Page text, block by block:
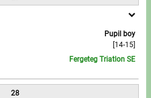
Pupil boy
[14-15]
Fergeteg Triatlon SE
28